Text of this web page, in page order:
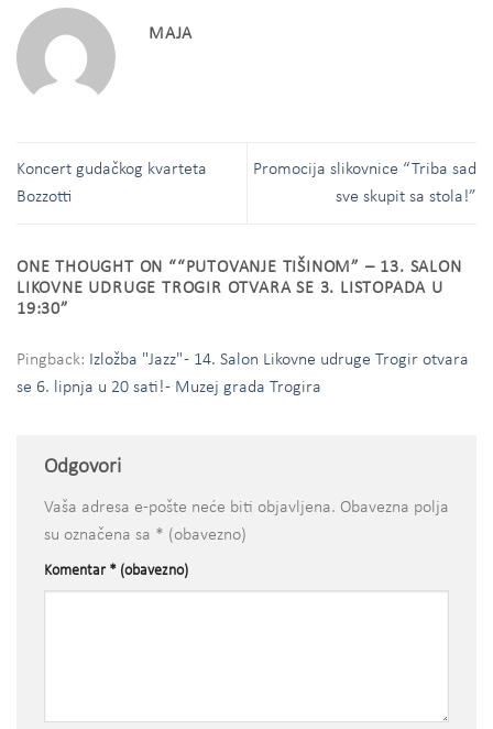
MAJA
Koncert gudačkog kvarteta
Bozzotti
Promocija slikovnice “Triba sad
sve skupit sa stola!”
ONE THOUGHT ON ““PUTOVANJE TIŠINOM” – 13. SALON
LIKOVNE UDRUGE TROGIR OTVARA SE 3. LISTOPADA U
19:30”
Pingback: Izložba "Jazz" - 14. Salon Likovne udruge Trogir otvara
se 6. lipnja u 20 sati! - Muzej grada Trogira
Odgovori
Vaša adresa e-pošte neće biti objavljena. Obavezna polja
su označena sa * (obavezno)
Komentar * (obavezno)